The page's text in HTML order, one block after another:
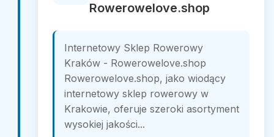
Rowerowelove.shop
Internetowy Sklep Rowerowy
Kraków - Rowerowelove.shop
Rowerowelove.shop, jako wiodący
internetowy sklep rowerowy w
Krakowie, oferuje szeroki asortyment
wysokiej jakości...